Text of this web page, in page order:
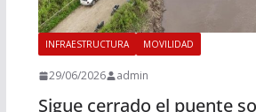
INFRAESTRUCTURA MOVILIDAD
29/06/2026 admin
Sigue cerrado el puente